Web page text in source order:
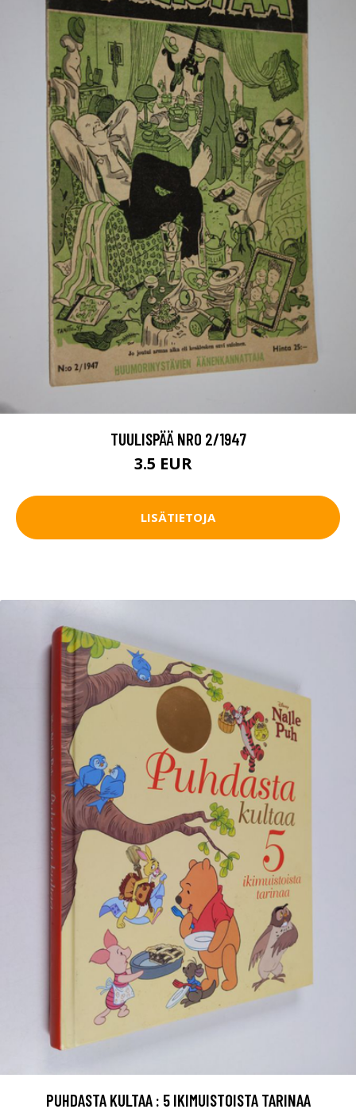
TUULISPÄÄ NRO 2/1947
3.5 EUR
LISÄTIETOJA
PUHDASTA KULTAA : 5 IKIMUISTOISTA TARINAA